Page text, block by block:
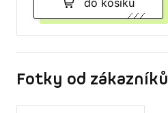
do košíku
Fotky od zákazníků